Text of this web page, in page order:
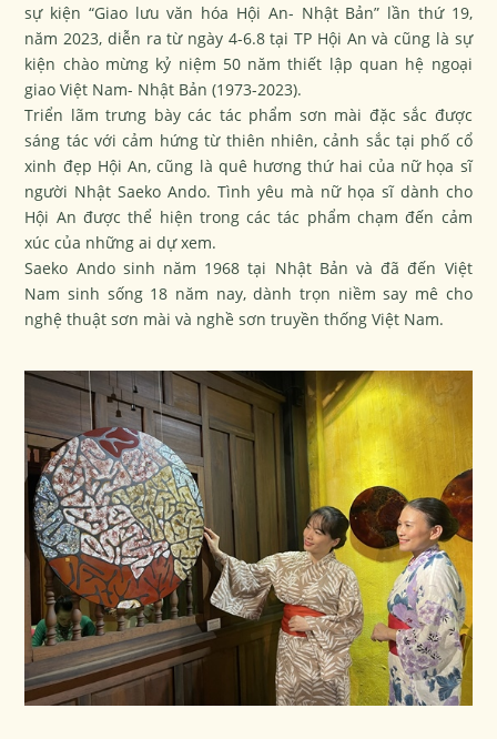
sự kiện “Giao lưu văn hóa Hội An- Nhật Bản” lần thứ 19,
năm 2023, diễn ra từ ngày 4-6.8 tại TP Hội An và cũng là sự
kiện chào mừng kỷ niệm 50 năm thiết lập quan hệ ngoại
giao Việt Nam- Nhật Bản (1973-2023).
Triển lãm trưng bày các tác phẩm sơn mài đặc sắc được
sáng tác với cảm hứng từ thiên nhiên, cảnh sắc tại phố cổ
xinh đẹp Hội An, cũng là quê hương thứ hai của nữ họa sĩ
người Nhật Saeko Ando. Tình yêu mà nữ họa sĩ dành cho
Hội An được thể hiện trong các tác phẩm chạm đến cảm
xúc của những ai dự xem.
Saeko Ando sinh năm 1968 tại Nhật Bản và đã đến Việt
Nam sinh sống 18 năm nay, dành trọn niềm say mê cho
nghệ thuật sơn mài và nghề sơn truyền thống Việt Nam.